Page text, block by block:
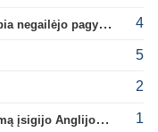
Argentinos federacijos prezidentas C. Tapia negailėjo pagyrų G. Infantino 4
5
2
Oficialu: „Leeds“ už rekordinę klubui sumą įsigijo Anglijos rinktinės vartininką 1